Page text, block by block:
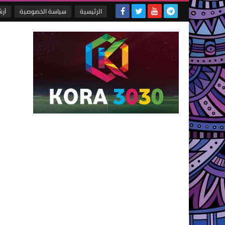
الرئيسية سياسة الخصوصية